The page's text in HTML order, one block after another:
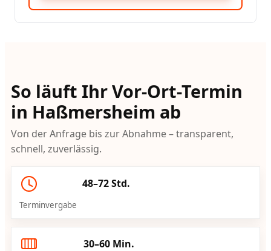
So läuft Ihr Vor-Ort-Termin
in Haßmersheim ab
Von der Anfrage bis zur Abnahme – transparent,
schnell, zuverlässig.
48–72 Std.
Terminvergabe
30–60 Min.